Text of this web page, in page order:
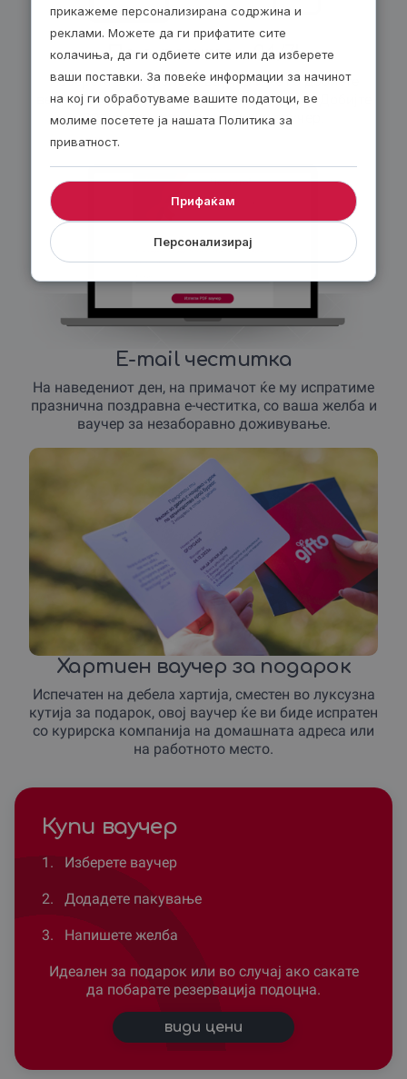
По е-пошта – 24/7!
Изберете електронски ваучер и ќе го добиете
веднаш по завршувањето на нарачката. Добијте
30 денари попуст за секој е-ваучер.
E-mail честитка
На наведениот ден, на примачот ќе му испратиме
празнична поздравна е-честитка, со ваша желба и
ваучер за незаборавно доживување.
Хартиен ваучер за подарок
Испечатен на дебела хартија, сместен во луксузна
кутија за подарок, овој ваучер ќе ви биде испратен
со курирска компанија на домашната адреса или
на работното место.
Купи ваучер
1. Изберете ваучер
2. Додадете пакување
3. Напишете желба
Идеален за подарок или во случај ако сакате
да побарате резервација подоцна.
види цени
прикажеме персонализирана содржина и
реклами. Можете да ги прифатите сите
колачиња, да ги одбиете сите или да изберете
ваши поставки. За повеќе информации за начинот
на кој ги обработуваме вашите податоци, ве
молиме посетете ја нашата Политика за
приватност.
Персонализирај
Прифаќам